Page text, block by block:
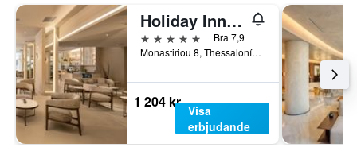
Holiday Inn Thessaloniki By IHG
5 stjärnor
Bra 7,9
Monastiriou 8, Thessaloníki, Grekland
1 204 kr
Visa
erbjudande